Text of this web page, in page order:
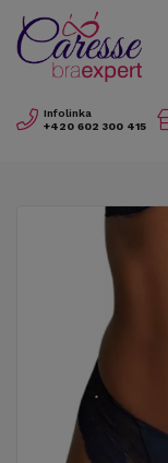
Infolinka
+420 602 300 415